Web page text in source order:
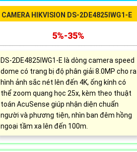
CAMERA HIKVISION DS-2DE4825IWG1-E
5%-35%
DS-2DE4825IWG1-E là dòng camera speed
dome có trang bị độ phân giải 8.0MP cho ra
hình ảnh sắc nét lên đến 4K, ống kính có
thể zoom quang học 25x, kèm theo thuật
toán AcuSense giúp nhận diện chuẩn
người và phương tiện, nhìn ban đêm hồng
ngoại tầm xa lên đến 100m.